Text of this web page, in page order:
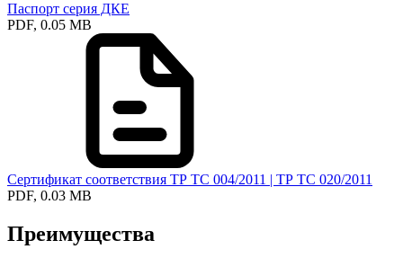
Паспорт серия ДКЕ
PDF, 0.05 MB
Сертификат соответствия ТР ТС 004/2011 | ТР ТС 020/2011
PDF, 0.03 MB
Преимущества